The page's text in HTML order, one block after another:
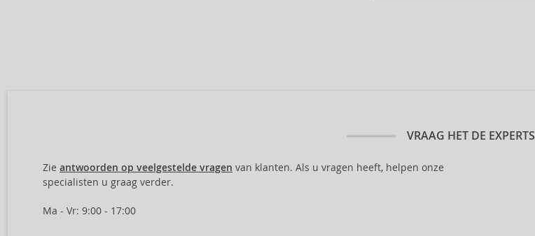
VRAAG HET DE EXPERTS
Zie antwoorden op veelgestelde vragen van klanten. Als u vragen heeft, helpen onze
specialisten u graag verder.
Ma - Vr: 9:00 - 17:00